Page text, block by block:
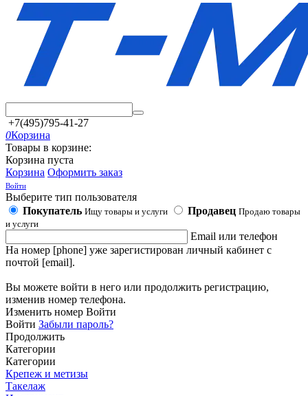
+7(495)795-41-27
0Корзина
Товары в корзине:
Корзина пуста
Корзина Оформить заказ
Войти
Выберите тип пользователя
Покупатель Ищу товары и услуги Продавец Продаю товары
и услуги
Email или телефон
На номер [phone] уже зарегистирован личный кабинет с
почтой [email].
Вы можете войти в него или продолжить регистрацию,
изменив номер телефона.
Изменить номер Войти
Войти Забыли пароль?
Продолжить
Категории
Категории
Крепеж и метизы
Такелаж